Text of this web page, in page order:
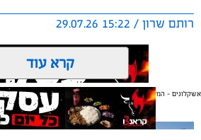
רותם שרון / 15:22 29.07.26
תגים:משטרת ישראל
קרא עוד
אשקלונים - המקומון היומי של אשקלון באינטרנט
אולי יעניין אותך גם